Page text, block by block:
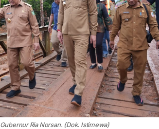
Ria Norsan. (Dok. Istimewa)